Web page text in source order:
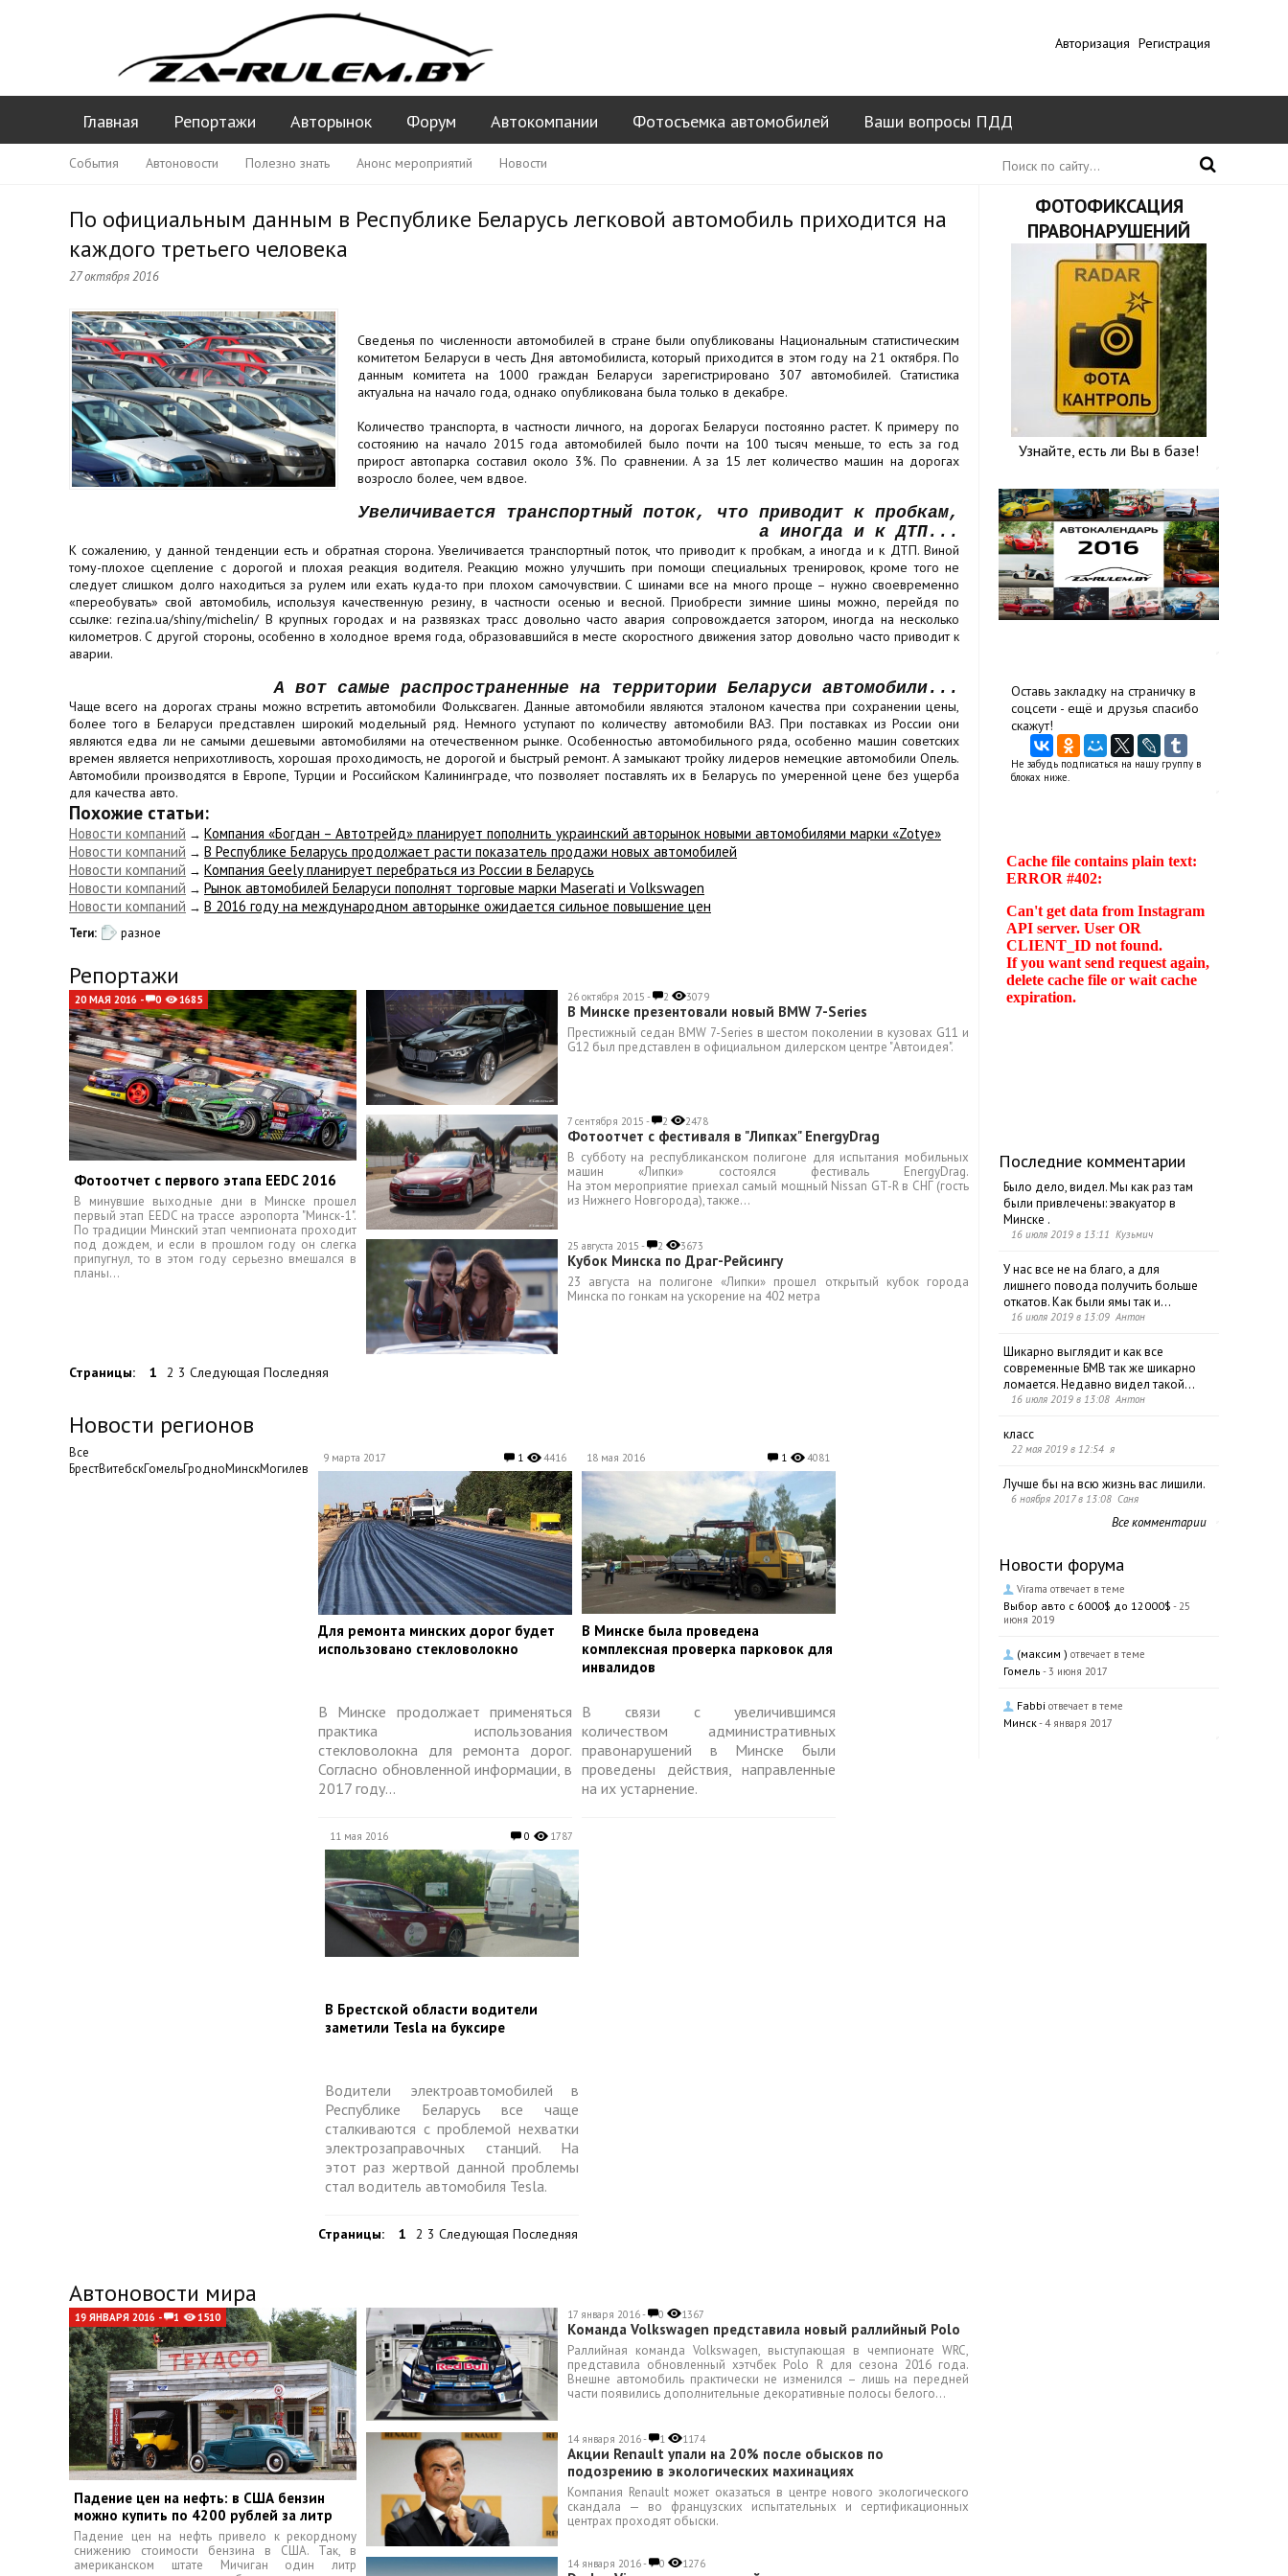
Авторизация Регистрация
Главная Репортажи Авторынок Форум Автокомпании Фотосъемка автомобилей Ваши вопросы ПДД
События Автоновости Полезно знать Анонс мероприятий Новости
По официальным данным в Республике Беларусь легковой автомобиль приходится на
каждого третьего человека
27 октября 2016
Сведенья по численности автомобилей в стране были опубликованы Национальным статистическим
комитетом Беларуси в честь Дня автомобилиста, который приходится в этом году на 21 октября. По
данным комитета на 1000 граждан Беларуси зарегистрировано 307 автомобилей. Статистика
актуальна на начало года, однако опубликована была только в декабре.
Количество транспорта, в частности личного, на дорогах Беларуси постоянно растет. К примеру по
состоянию на начало 2015 года автомобилей было почти на 100 тысяч меньше, то есть за год
прирост автопарка составил около 3%. По сравнении. А за 15 лет количество машин на дорогах
возросло более, чем вдвое.
Увеличивается транспортный поток, что приводит к пробкам,
а иногда и к ДТП...
К сожалению, у данной тенденции есть и обратная сторона. Увеличивается транспортный поток, что приводит к пробкам, а иногда и к ДТП. Виной
тому-плохое сцепление с дорогой и плохая реакция водителя. Реакцию можно улучшить при помощи специальных тренировок, кроме того не
следует слишком долго находиться за рулем или ехать куда-то при плохом самочувствии. С шинами все на много проще – нужно своевременно
«переобувать» свой автомобиль, используя качественную резину, в частности осенью и весной. Приобрести зимние шины можно, перейдя по
ссылке: rezina.ua/shiny/michelin/ В крупных городах и на развязках трасс довольно часто авария сопровождается затором, иногда на несколько
километров. С другой стороны, особенно в холодное время года, образовавшийся в месте скоростного движения затор довольно часто приводит к
аварии.
А вот самые распространенные на территории Беларуси автомобили...
Чаще всего на дорогах страны можно встретить автомобили Фольксваген. Данные автомобили являются эталоном качества при сохранении цены,
более того в Беларуси представлен широкий модельный ряд. Немного уступают по количеству автомобили ВАЗ. При поставках из России они
являются едва ли не самыми дешевыми автомобилями на отечественном рынке. Особенностью автомобильного ряда, особенно машин советских
времен является неприхотливость, хорошая проходимость, не дорогой и быстрый ремонт. А замыкают тройку лидеров немецкие автомобили Опель.
Автомобили производятся в Европе, Турции и Российском Калининграде, что позволяет поставлять их в Беларусь по умеренной цене без ущерба
для качества авто.
Похожие статьи:
Новости компаний → Компания «Богдан – Автотрейд» планирует пополнить украинский авторынок новыми автомобилями марки «Zotye»
Новости компаний → ​В Республике Беларусь продолжает расти показатель продажи новых автомобилей
Новости компаний → Компания Geely планирует перебраться из России в Беларусь
Новости компаний → Рынок автомобилей Беларуси пополнят торговые марки Maserati и Volkswagen
Новости компаний → ​В 2016 году на международном авторынке ожидается сильное повышение цен
Теги: разное
Репортажи
20 МАЯ 2016 - 0 1685
Фотоотчет с первого этапа EEDC 2016
В минувшие выходные дни в Минске прошел
первый этап EEDC на трассе аэропорта "Минск-1".
По традиции Минский этап чемпионата проходит
под дождем, и если в прошлом году он слегка
припугнул, то в этом году серьезно вмешался в
планы...
26 октября 2015 - 2 3079
В Минске презентовали новый BMW 7-Series
Престижный седан BMW 7-Series в шестом поколении в кузовах G11 и
G12 был представлен в официальном дилерском центре "Автоидея".
7 сентября 2015 - 2 2478
Фотоотчет с фестиваля в "Липках" EnergyDrag
В субботу на республиканском полигоне для испытания мобильных
машин «Липки» состоялся фестиваль EnergyDrag.
На этом мероприятие приехал самый мощный Nissan GT-R в СНГ (гость
из Нижнего Новгорода), также...
25 августа 2015 - 2 3673
Кубок Минска по Драг-Рейсингу
23 августа на полигоне «Липки» прошел открытый кубок города
Минска по гонкам на ускорение на 402 метра
Страницы: 1 2 3 Следующая Последняя
Новости регионов
Все
БрестВитебскГомельГродноМинскМогилев
9 марта 2017 1 4416
​Для ремонта минских дорог будет
использовано стекловолокно
В Минске продолжает применяться
практика использования
стекловолокна для ремонта дорог.
Согласно обновленной информации, в
2017 году...
18 мая 2016 1 4081
​В Минске была проведена
комплексная проверка парковок для
инвалидов
В связи с увеличившимся
количеством административных
правонарушений в Минске были
проведены действия, направленные
на их устарнение.
11 мая 2016 0 1787
​В Брестской области водители
заметили Tesla на буксире
Водители электроавтомобилей в
Республике Беларусь все чаще
сталкиваются с проблемой нехватки
электрозаправочных станций. На
этот раз жертвой данной проблемы
стал водитель автомобиля Tesla.
Страницы: 1 2 3 Следующая Последняя
Автоновости мира
19 ЯНВАРЯ 2016 - 1 1510
Падение цен на нефть: в США бензин
можно купить по 4200 рублей за литр
Падение цен на нефть привело к рекордному
снижению стоимости бензина в США. Так, в
американском штате Мичиган один литр
17 января 2016 - 0 1367
Команда Volkswagen представила новый раллийный Polo
Раллийная команда Volkswagen, выступающая в чемпионате WRC,
представила обновленный хэтчбек Polo R для сезона 2016 года.
Внешне автомобиль практически не изменился – лишь на передней
части появились дополнительные декоративные полосы белого...
14 января 2016 - 1 1174
Акции Renault упали на 20% после обысков по
подозрению в экологических махинациях
Компания Renault может оказаться в центре нового экологического
скандала — во французских испытательных и сертификационных
центрах проходят обыски.
14 января 2016 - 0 1276
ФОТОФИКСАЦИЯ
ПРАВОНАРУШЕНИЙ
Узнайте, есть ли Вы в базе!
Оставь закладку на страничку в
соцсети - ещё и друзья спасибо
скажут!
Не забудь подписаться на нашу группу в
блоках ниже.
Последние комментарии
Было дело, видел. Мы как раз там
были привлечены: эвакуатор в
Минске .
16 июля 2019 в 13:11 Кузьмич
У нас все не на благо, а для
лишнего повода получить больше
откатов. Как были ямы так и...
16 июля 2019 в 13:09 Антон
Шикарно выглядит и как все
современные БМВ так же шикарно
ломается. Недавно видел такой...
16 июля 2019 в 13:08 Антон
класс
22 мая 2019 в 12:54 я
Лучше бы на всю жизнь вас лишили.
6 ноября 2017 в 13:08 Саня
Все комментарии
Новости форума
Virama отвечает в теме
Выбор авто с 6000$ до 12000$ - 25
июня 2019
(максим ) отвечает в теме
Гомель - 3 июня 2017
Fabbi отвечает в теме
Минск- 4 января 2017